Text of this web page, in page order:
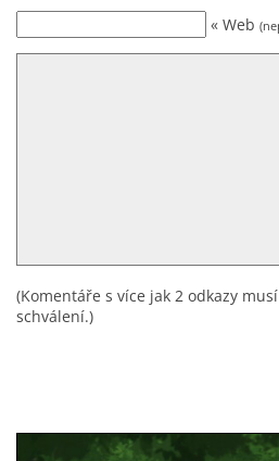
« Web
(Komentáře s více jak 2 odkazy
schválení.)